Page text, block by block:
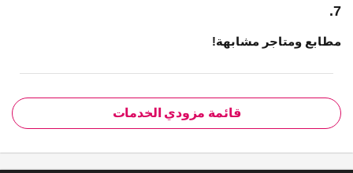
7.
مطابع ومتاجر مشابهة!
قائمة مزودي الخدمات